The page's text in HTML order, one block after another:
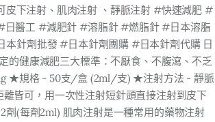
下注射、肌肉注射 、靜脈注射 #快速減肥 #
日醫工 #減肥針 #溶脂針 #燃脂針 #日本溶脂
針劑批發 #日本針劑團購 #日本針劑代購 日
的健康減肥三大標準：不厭食、不腹瀉、不乏
★規格 - 50支/盒 (2ml/支) ★注射方法 - 靜脈
皆可，用一次性注射短針頭直接注射到皮下
(每劑2ml) 肌肉注射是一種常用的藥物注射